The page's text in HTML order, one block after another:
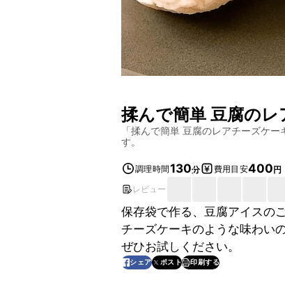
揉んで簡単 豆腐の
「揉んで簡単 豆腐のレアチーズケー
す。
調理時間130分 費用目安400円
レビュー
保存袋で作る、豆腐アイスの
チーズケーキのような味わい
ぜひお試しください。
シェア ポスト 印刷する